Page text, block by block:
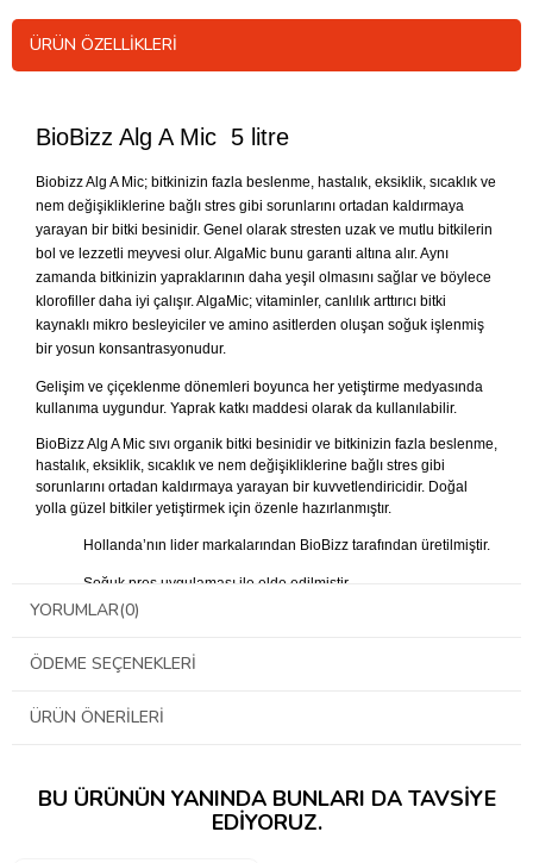
ÜRÜN ÖZELLIKLERI
BioBizz Alg A Mic 5 litre
Biobizz Alg A Mic; bitkinizin fazla beslenme, hastalık, eksiklik, sıcaklık ve
nem değişikliklerine bağlı stres gibi sorunlarını ortadan kaldırmaya
yarayan bir bitki besinidir. Genel olarak stresten uzak ve mutlu bitkilerin
bol ve lezzetli meyvesi olur. AlgaMic bunu garanti altına alır. Aynı
zamanda bitkinizin yapraklarının daha yeşil olmasını sağlar ve böylece
klorofiller daha iyi çalışır. AlgaMic; vitaminler, canlılık arttırıcı bitki
kaynaklı mikro besleyiciler ve amino asitlerden oluşan soğuk işlenmiş
bir yosun konsantrasyonudur.
Gelişim ve çiçeklenme dönemleri boyunca her yetiştirme medyasında
kullanıma uygundur. Yaprak katkı maddesi olarak da kullanılabilir.
BioBizz Alg A Mic sıvı organik bitki besinidir ve bitkinizin fazla beslenme,
hastalık, eksiklik, sıcaklık ve nem değişikliklerine bağlı stres gibi
sorunlarını ortadan kaldırmaya yarayan bir kuvvetlendiricidir. Doğal
yolla güzel bitkiler yetiştirmek için özenle hazırlanmıştır.
Hollanda’nın lider markalarından BioBizz tarafından üretilmiştir.
Soğuk pres uygulaması ile elde edilmiştir.
Organik bitki besini sertifikalıdır.
Gelişim ve çiçeklenme döneminde kullanım için uygundur.
Sadece doğal mikro besin, vitamin, hormon ve amino asitler
BioBizz ürünleri ile birlikte kullanımda mükemmel sonuç verir.
YORUMLAR(0)
ÖDEME SEÇENEKLERI
ÜRÜN ÖNERILERI
BU ÜRÜNÜN YANINDA BUNLARI DA TAVSIYE
EDIYORUZ.